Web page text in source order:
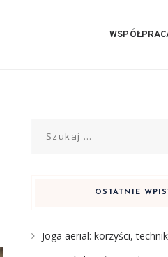
OSTATNIE
Joga aerial: korzyści,